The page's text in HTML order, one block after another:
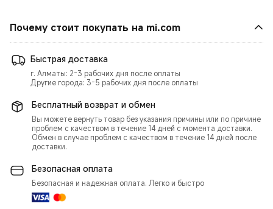
Почему стоит покупать на mi.com
Быстрая доставка
г. Алматы: 2-3 рабочих дня после оплаты
Другие города: 3-5 рабочих дня после оплаты
Бесплатный возврат и обмен
Вы можете вернуть товар без указания причины или по причине
проблем с качеством в течение 14 дней с момента доставки.
Обмен в случае проблем с качеством в течение 14 дней после
доставки.
Безопасная оплата
Безопасная и надежная оплата. Легко и быстро